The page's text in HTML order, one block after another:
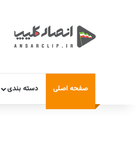
صفحه اصلی دسته بندی